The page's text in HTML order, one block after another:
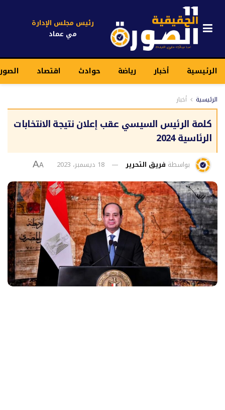
رئيس مجلس الإدارة
مي عماد
الرئيسية أخبار رياضة حوادث اقتصاد
الرئيسية أخبار
كلمة الرئيس السيسي عقب إعلان نتيجة الانتخابات
الرئاسية 2024
بواسطة فريق التحرير 18 ديسمبر، 2023 A
A